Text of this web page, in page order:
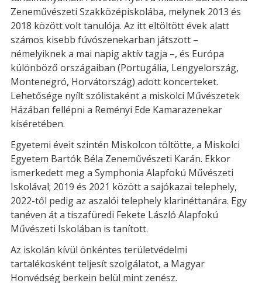
Zeneművészeti Szakközépiskolába, melynek 2013 és
2018 között volt tanulója. Az itt eltöltött évek alatt
számos kisebb fúvószenekarban játszott –
némelyiknek a mai napig aktív tagja –, és Európa
különböző országaiban (Portugália, Lengyelország,
Montenegró, Horvátország) adott koncerteket.
Lehetősége nyílt szólistaként a miskolci Művészetek
Házában fellépni a Reményi Ede Kamarazenekar
kíséretében.
Egyetemi éveit szintén Miskolcon töltötte, a Miskolci
Egyetem Bartók Béla Zeneművészeti Karán. Ekkor
ismerkedett meg a Symphonia Alapfokú Művészeti
Iskolával; 2019 és 2021 között a sajókazai telephely,
2022-től pedig az aszalói telephely klarinéttanára. Egy
tanéven át a tiszafüredi Fekete László Alapfokú
Művészeti Iskolában is tanított.
Az iskolán kívül önkéntes területvédelmi
tartalékosként teljesít szolgálatot, a Magyar
Honvédség berkein belül mint zenész.